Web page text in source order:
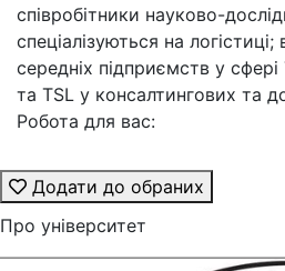
співробітники науково-
спеціалізуються на
середніх підприємств у
та TSL у консалтингових та
Робота для вас:
Додати до обраних
Про університет